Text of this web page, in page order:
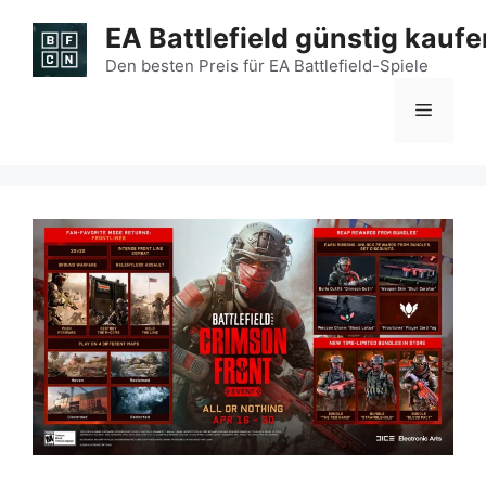
Inhalt
springen
EA Battlefield günstig
Den besten Preis für EA Battlefield-Spiele
Menü